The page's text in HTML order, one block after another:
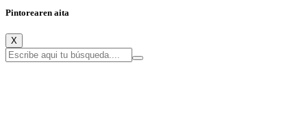
Pintorearen aita
X